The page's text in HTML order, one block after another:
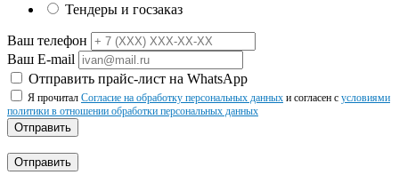
Тендеры и госзаказ
Ваш телефон
Ваш E-mail
Отправить прайс-лист на WhatsApp
Я прочитал Согласие на обработку персональных данных и согласен с условиями
политики в отношении обработки персональных данных
Отправить
Отправить